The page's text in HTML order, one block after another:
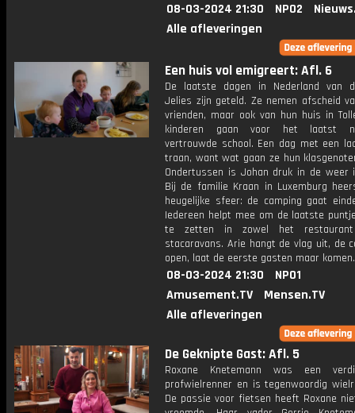
08-03-2024 21:30 NPO2
Alle afleveringen
Een huis vol emigreert: Afl. 6
De laatste dagen in Nederland van
Jelies zijn geteld. Ze nemen afscheid
vrienden, maar ook van hun huis in
kinderen gaan voor het laatst
vertrouwde school. Een dag met een
traan, want wat gaan ze hun
Ondertussen is Johan druk in de weer
Bij de familie Kraan in Luxemburg
heugelijke sfeer: de camping gaat
Iedereen helpt mee om de laatste
te zetten in zowel het
stacaravans. Arie hangt de vlag uit, de
open, laat de eerste gasten maar komen.
08-03-2024 21:30
NPO1
Amusement.TV
Mensen.TV
Alle afleveringen
De Geknipte Gast: Afl. 5
Roxane Knetemann was een
profwielrenner en is tegenwoordig
De passie voor fietsen heeft Roxane